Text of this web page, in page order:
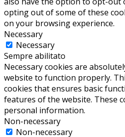
opting out of some of these
on your browsing experience.
Necessary
Necessary
Sempre abilitato
Necessary cookies are
website to function properly.
cookies that ensures basic
features of the website. These
personal information.
Non-necessary
Non-necessary